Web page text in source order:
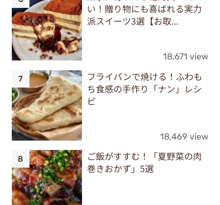
い！贈り物にも喜ばれる実力
派スイーツ3選【お取...
18,671 view
フライパンで焼ける！ふわも
ち食感の手作り「ナン」レシ
ピ
18,469 view
ご飯がすすむ！「夏野菜の肉
巻きおかず」5選